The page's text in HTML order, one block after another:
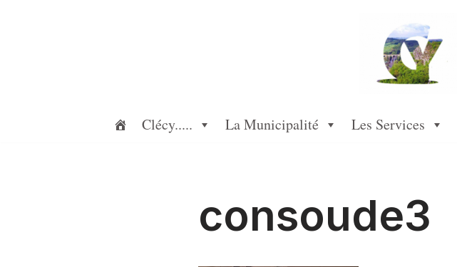
Clécy..... La Municipalité Les Services
consoude3